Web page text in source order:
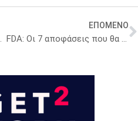
ΕΠΟΜΕΝΟ